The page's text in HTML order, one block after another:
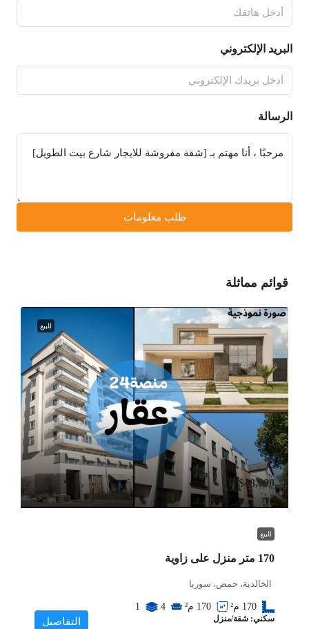
البريد الإلكتروني
الرسالة
طلب معلومات
قوائم مماثلة
للبيع
$48,000
للبيع
170 متر منزل على زاوية
الخالدية، حمص، سوريا
170 م² 170 م² 4
1
سكني: شقة/منزل التفاصيل